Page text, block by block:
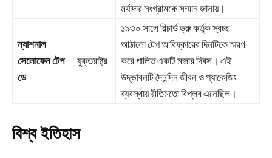
মর্যাদার সংগ্রামকে সম্মান জানায়।
ন্যাশনাল
সেলোফেন টেপ
ডে
যুক্তরাষ্ট্র
১৯৩০ সালে রিচার্ড ড্রু কর্তৃক স্বচ্ছ
আঠালো টেপ আবিষ্কারের দিনটিকে স্মরণ
করে পালিত একটি মজার দিবস। এই
উদ্ভাবনটি দৈনন্দিন জীবন ও প্যাকেজিং
ব্যবস্থায় রীতিমতো বিপ্লব এনেছিল।
বিশ্ব ইতিহাস